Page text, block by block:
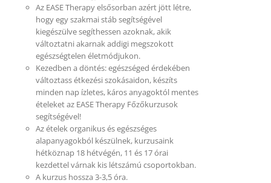
Az EASE Therapy elsősorban azért jött létre,
hogy egy szakmai stáb segítségével
kiegészülve segíthessen azoknak, akik
változtatni akarnak addigi megszokott
egészségtelen életmódjukon.
Kezedben a döntés: egészséged érdekében
változtass étkezési szokásaidon, készíts
minden nap ízletes, káros anyagoktól mentes
ételeket az EASE Therapy Főzőkurzusok
segítségével!
Az ételek organikus és egészséges
alapanyagokból készülnek, kurzusaink
hétköznap 18 hétvégén, 11 és 17 órai
kezdettel várnak kis létszámú csoportokban.
A kurzus hossza 3-3,5 óra.